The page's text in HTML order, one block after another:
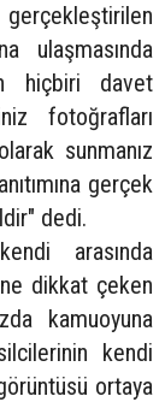
ulaşmasında
hiçbiri davet
fotoğrafları
sunmanız
gerçek
dedi.
arasında
dikkat çeken
kamuoyuna
kendi
ortaya